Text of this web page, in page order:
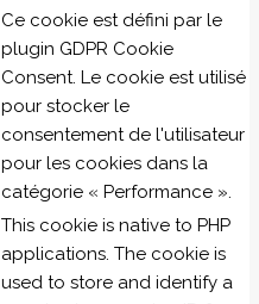
Ce cookie est défini par le
plugin GDPR Cookie
Consent. Le cookie est utilisé
pour stocker le
consentement de l'utilisateur
pour les cookies dans la
catégorie « Performance ».
This cookie is native to PHP
applications. The cookie is
used to store and identify a